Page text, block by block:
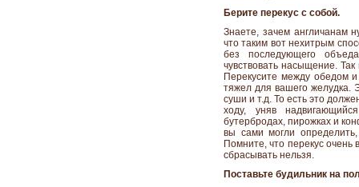
Берите перекус с собой.
Знаете, зачем англичанам
что таким вот нехитрым
без последующего
чувствовать насыщение.
Перекусите между обедом
тяжел для вашего желудка.
суши и т.д. То есть это
ходу, уняв
бутербродах, пирожках и
вы сами могли
Помните, что перекус
сбрасывать нельзя.
Поставьте будильник на